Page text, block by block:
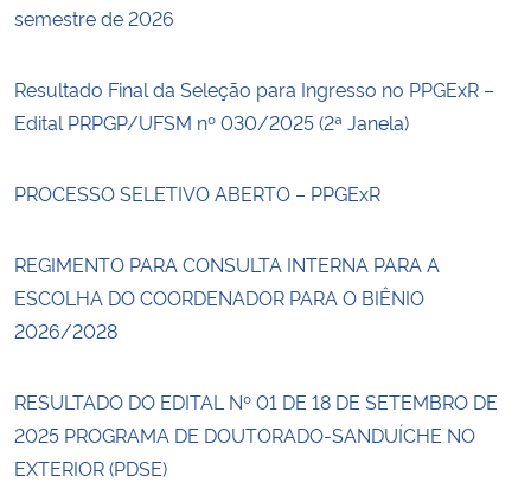
semestre de 2026
Resultado Final da Seleção para Ingresso no PPGExR –
Edital PRPGP/UFSM nº 030/2025 (2ª Janela)
PROCESSO SELETIVO ABERTO – PPGExR
REGIMENTO PARA CONSULTA INTERNA PARA A
ESCOLHA DO COORDENADOR PARA O BIÊNIO
2026/2028
RESULTADO DO EDITAL Nº 01 DE 18 DE SETEMBRO DE
2025 PROGRAMA DE DOUTORADO-SANDUÍCHE NO
EXTERIOR (PDSE)